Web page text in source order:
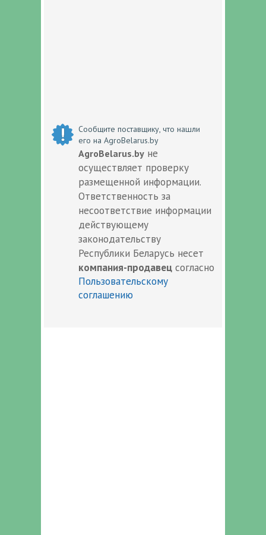
Сообщите поставщику, что нашли
его на AgroBelarus.by
AgroBelarus.by не
осуществляет проверку
размещенной информации.
Ответственность за
несоответствие информации
действующему
законодательству
Республики Беларусь несет
компания-продавец согласно
Пользовательскому
соглашению